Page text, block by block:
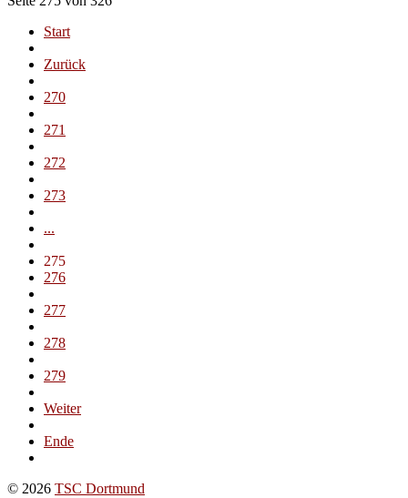
Start
Zurück
270
271
272
273
...
275
276
277
278
279
Weiter
Ende
© 2026 TSC Dortmund